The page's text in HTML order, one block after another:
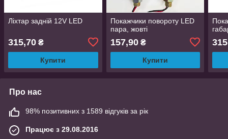
Ліхтар задній 12V LED
315,70 ₴
Купити
Покажчики повороту LED
пара, жовті
157,90₴
Купити
Про нас
98% позитивних з 1589 відгуків за рік
Працює з 29.08.2016